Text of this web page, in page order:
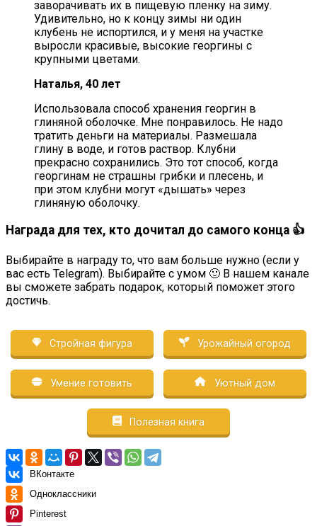
заворачивать их в пищевую пленку на зиму.
Удивительно, но к концу зимы ни один
клубень не испортился, и у меня на участке
выросли красивые, высокие георгины с
крупными цветами.
Наталья, 40 лет
Использовала способ хранения георгин в
глиняной оболочке. Мне понравилось. Не надо
тратить деньги на материалы. Размешала
глину в воде, и готов раствор. Клубни
прекрасно сохранились. Это тот способ, когда
георгинам не страшны грибки и плесень, и
при этом клубни могут «дышать» через
глиняную оболочку.
Награда для тех, кто дочитал до самого конца 👍
Выбирайте в награду то, что вам больше нужно (если у
вас есть Telegram). Выбирайте с умом 🙂 В нашем канале
вы сможете забрать подарок, который поможет этого
достичь.
Стройная фигура Урожайный огород
Умение готовить Уютный дом
Полезная книга
ВКонтакте
Одноклассники
Pinterest